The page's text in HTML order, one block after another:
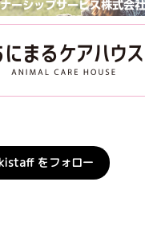
をフォロー